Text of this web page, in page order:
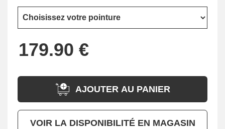
AJOUTER AU PANIER
VOIR LA DISPONIBILITÉ EN MAGASIN